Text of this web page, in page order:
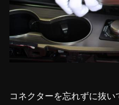
コネクターを忘れずに抜い